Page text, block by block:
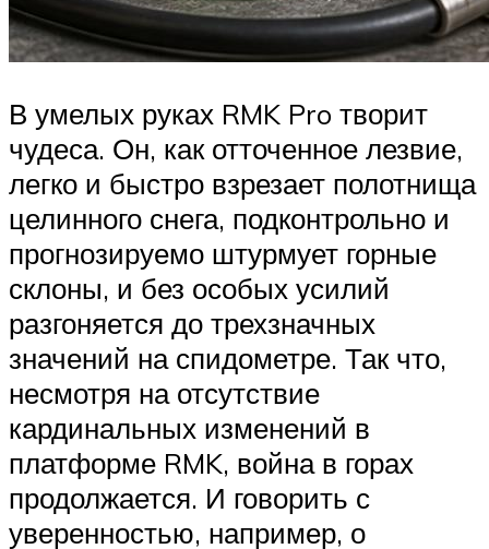
В умелых руках RMK Pro творит
чудеса. Он, как отточенное лезвие,
легко и быстро взрезает полотнища
целинного снега, подконтрольно и
прогнозируемо штурмует горные
склоны, и без особых усилий
разгоняется до трехзначных
значений на спидометре. Так что,
несмотря на отсутствие
кардинальных изменений в
платформе RMK, война в горах
продолжается. И говорить с
уверенностью, например, о